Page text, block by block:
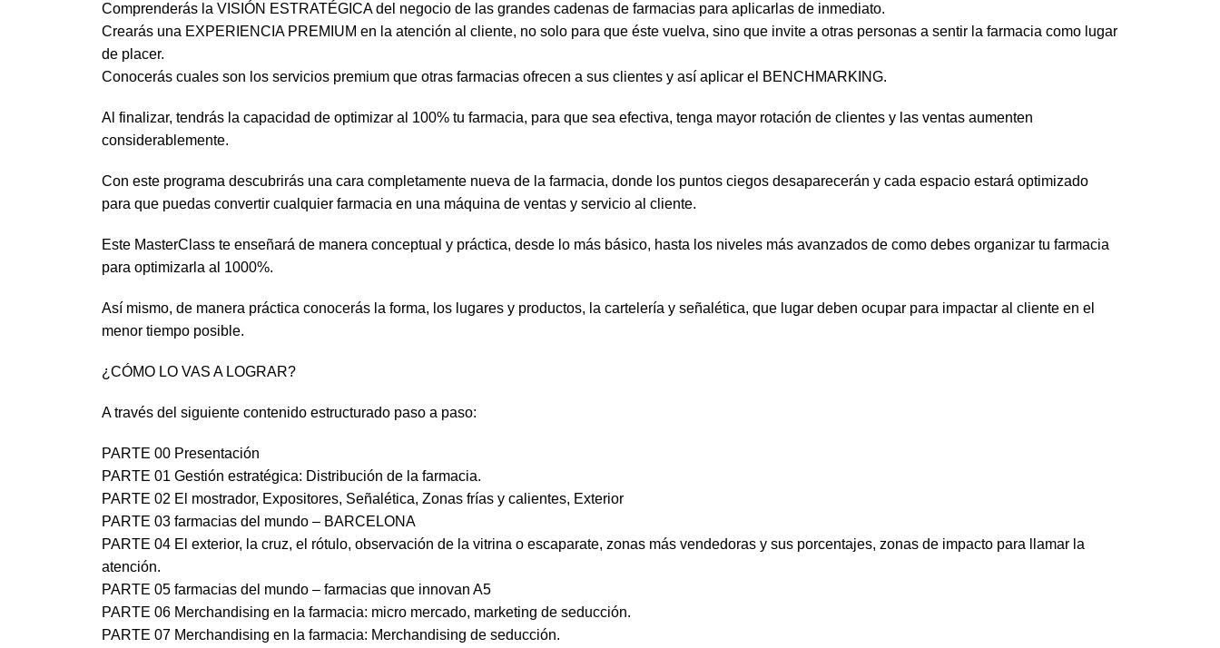
Comprenderás la VISIÓN ESTRATÉGICA del negocio de las grandes cadenas de farmacias para aplicarlas de inmediato.
Crearás una EXPERIENCIA PREMIUM en la atención al cliente, no solo para que éste vuelva, sino que invite a otras personas a sentir la farmacia como lugar
de placer.
Conocerás cuales son los servicios premium que otras farmacias ofrecen a sus clientes y así aplicar el BENCHMARKING.
Al finalizar, tendrás la capacidad de optimizar al 100% tu farmacia, para que sea efectiva, tenga mayor rotación de clientes y las ventas aumenten
considerablemente.
Con este programa descubrirás una cara completamente nueva de la farmacia, donde los puntos ciegos desaparecerán y cada espacio estará optimizado
para que puedas convertir cualquier farmacia en una máquina de ventas y servicio al cliente.
Este MasterClass te enseñará de manera conceptual y práctica, desde lo más básico, hasta los niveles más avanzados de como debes organizar tu farmacia
para optimizarla al 1000%.
Así mismo, de manera práctica conocerás la forma, los lugares y productos, la cartelería y señalética, que lugar deben ocupar para impactar al cliente en el
menor tiempo posible.
¿CÓMO LO VAS A LOGRAR?
A través del siguiente contenido estructurado paso a paso:
PARTE 00 Presentación
PARTE 01 Gestión estratégica: Distribución de la farmacia.
PARTE 02 El mostrador, Expositores, Señalética, Zonas frías y calientes, Exterior
PARTE 03 farmacias del mundo – BARCELONA
PARTE 04 El exterior, la cruz, el rótulo, observación de la vitrina o escaparate, zonas más vendedoras y sus porcentajes, zonas de impacto para llamar la
atención.
PARTE 05 farmacias del mundo – farmacias que innovan A5
PARTE 06 Merchandising en la farmacia: micro mercado, marketing de seducción.
PARTE 07 Merchandising en la farmacia: Merchandising de seducción.